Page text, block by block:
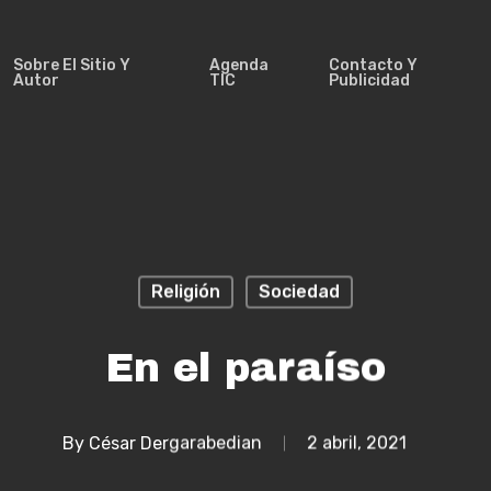
Sobre El Sitio Y
Autor
Agenda
TIC
Contacto Y
Publicidad
Religión Sociedad
En el paraíso
By César Dergarabedian 2 abril, 2021